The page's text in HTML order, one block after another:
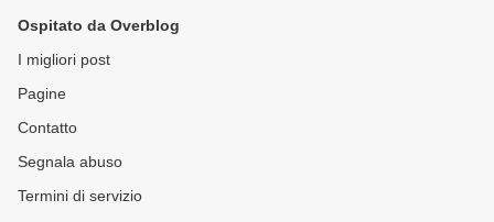
Ospitato da Overblog
I migliori post
Pagine
Contatto
Segnala abuso
Termini di servizio